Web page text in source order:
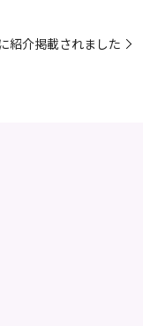
紹介掲載されました